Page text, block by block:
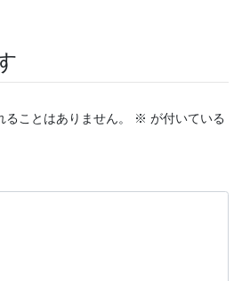
ことはありません。 ※ が付いている